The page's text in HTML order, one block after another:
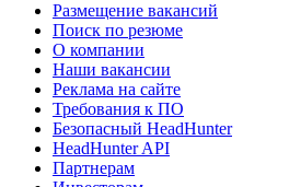
Размещение вакансий
Поиск по резюме
О компании
Наши вакансии
Реклама на сайте
Требования к ПО
Безопасный HeadHunter
HeadHunter API
Партнерам